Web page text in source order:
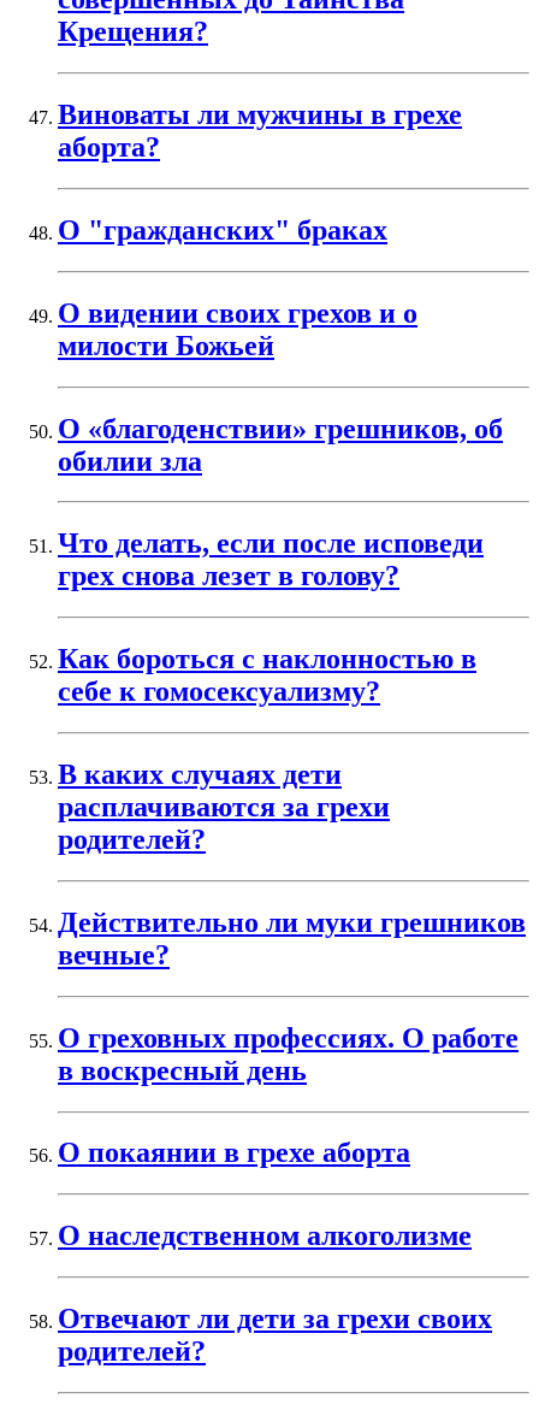
Крещения?
Виноваты ли мужчины в грехе
аборта?
О "гражданских" браках
О видении своих грехов и о
милости Божьей
О «благоденствии» грешников, об
обилии зла
Что делать, если после исповеди
грех снова лезет в голову?
Как бороться с наклонностью в
себе к гомосексуализму?
В каких случаях дети
расплачиваются за грехи
родителей?
Действительно ли муки грешников
вечные?
О греховных профессиях. О работе
в воскресный день
О покаянии в грехе аборта
О наследственном алкоголизме
Отвечают ли дети за грехи своих
родителей?